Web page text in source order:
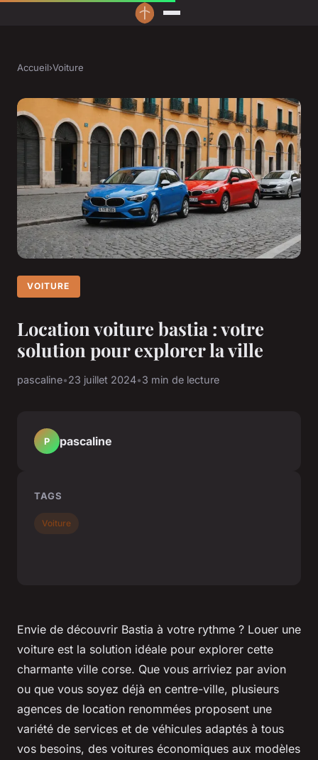
Accueil›Voiture
VOITURE
Location voiture bastia : votre
solution pour explorer la ville
pascaline•23 juillet 2024•3 min de lecture
Envie de découvrir Bastia à votre rythme ? Louer une
voiture est la solution idéale pour explorer cette
charmante ville corse. Que vous arriviez par avion
ou que vous soyez déjà en centre-ville, plusieurs
agences de location renommées proposent une
variété de services et de véhicules adaptés à tous
vos besoins, des voitures économiques aux modèles
P pascaline
TAGS
Voiture